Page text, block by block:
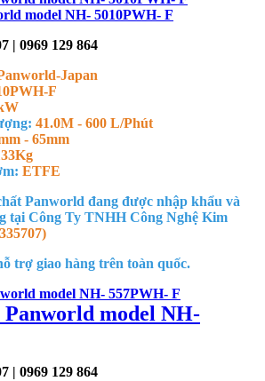
model NH- 5010PWH- F
| 0969 129 864
Japan
F
41.0M - 600 L/Phút
- 65mm
ETFE
Panworld đang được nhập khẩu và
tại Công Ty TNHH Công Nghệ Kim
trợ giao hàng trên toàn quốc.
Panworld model NH-
| 0969 129 864